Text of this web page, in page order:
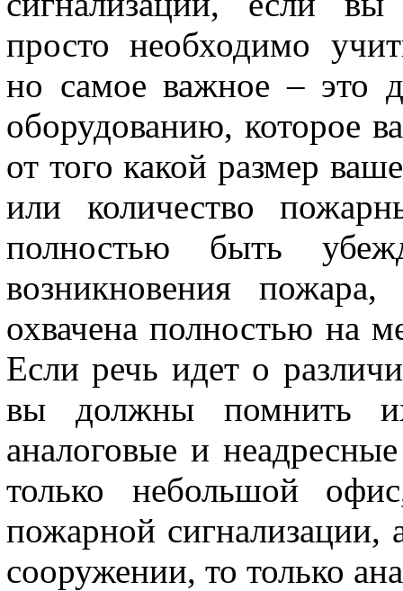
просто необходимо
но самое важное – это
оборудованию, которое
от того какой размер
или количество
полностью быть
возникновения
охвачена полностью на
Если речь идет о
вы должны помнить
аналоговые и
только небольшой
пожарной сигнализации,
сооружении, то только